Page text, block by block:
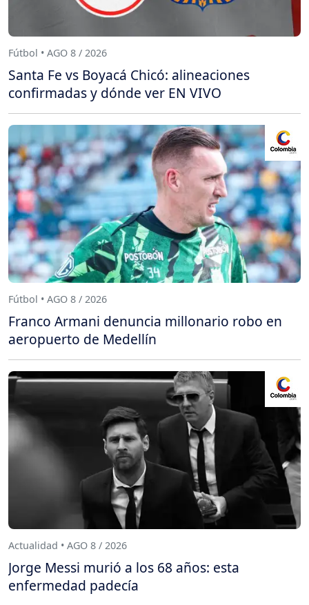
Fútbol • AGO 8 / 2026
Santa Fe vs Boyacá Chicó: alineaciones
confirmadas y dónde ver EN VIVO
Fútbol • AGO 8 / 2026
Franco Armani denuncia millonario robo en
aeropuerto de Medellín
Actualidad • AGO 8 / 2026
Jorge Messi murió a los 68 años: esta
enfermedad padecía